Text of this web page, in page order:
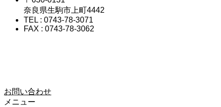
奈良県生駒市上町4442
TEL : 0743-78-3071
FAX : 0743-78-3062
お問い合わせ
メニュー